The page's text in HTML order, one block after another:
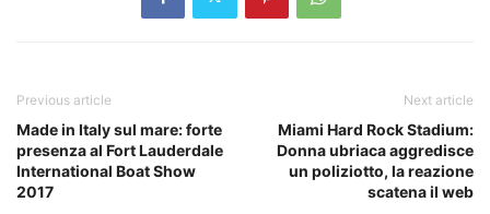
Previous article
Made in Italy sul mare: forte
presenza al Fort Lauderdale
International Boat Show
2017
Next article
Miami Hard Rock Stadium:
Donna ubriaca aggredisce
un poliziotto, la reazione
scatena il web